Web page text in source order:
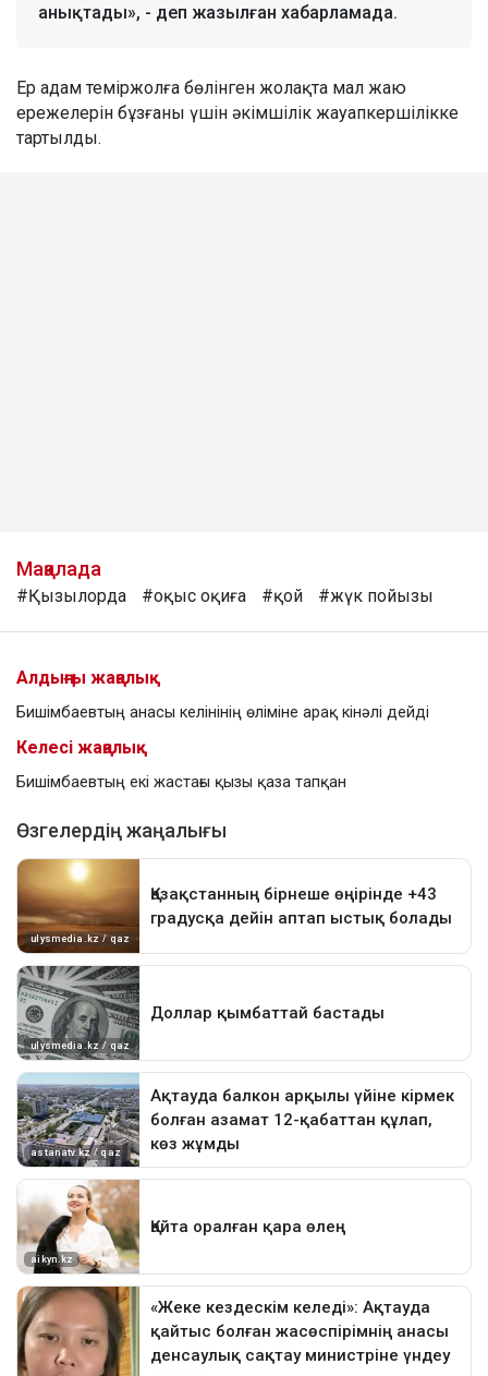
анықтады», - деп жазылған хабарламада.
Ер адам теміржолға бөлінген жолақта мал жаю
ережелерін бұзғаны үшін әкімшілік жауапкершілікке
тартылды.
Мақалада
#Қызылорда #оқыс оқиға #қой #жүк пойызы
Алдыңғы жаңалық
Бишімбаевтың анасы келінінің өліміне арақ кінәлі дейді
Келесі жаңалық
Бишімбаевтың екі жастағы қызы қаза тапқан